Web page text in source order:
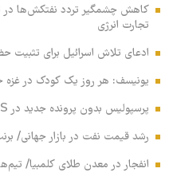
کاهش چشمگیر تردد نفتکش‌ها در
تجارت انرژی
ادعای تلاش اسرائیل برای
یونیسف: هر روز یک کودک در
پرسپولیس بدون پرونده جدید در CAS/ جدایی‌ها با توافق انجام شد
رشد قیمت نفت در بازار جهانی/ برنت به ۸۳ دلار
انفجار در معدن طلای کلمبیا/